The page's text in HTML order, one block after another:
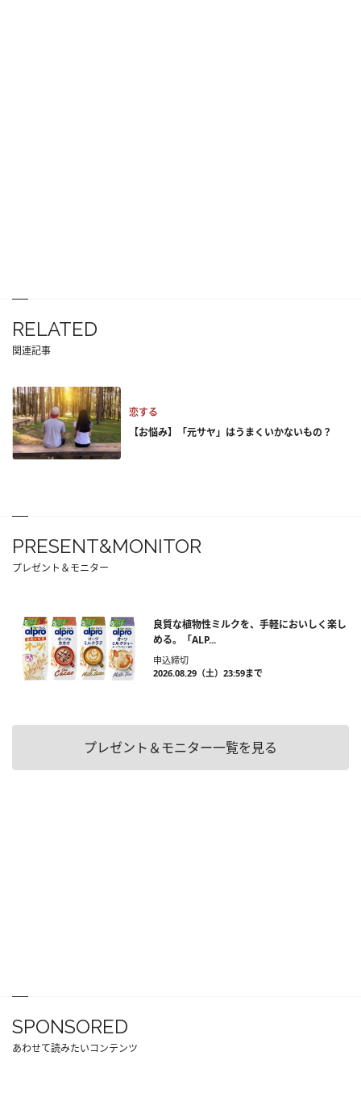
RELATED
関連記事
恋する
【お悩み】「元サヤ」はうまくいかないもの？
PRESENT&MONITOR
プレゼント＆モニター
良質な植物性ミルクを、手軽においしく楽し
める。「ALP...
申込締切
2026.08.29（土）23:59まで
プレゼント＆モニター一覧を見る
SPONSORED
あわせて読みたいコンテンツ